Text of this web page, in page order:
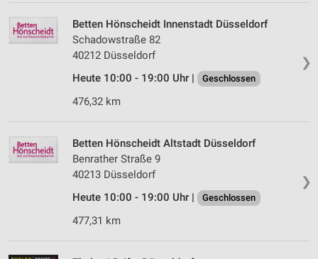
❯
Betten Hönscheidt Innenstadt Düsseldorf
Schadowstraße 82
40212 Düsseldorf
Heute 10:00 - 19:00 Uhr |
Geschlossen
476,32 km
❯
Betten Hönscheidt Altstadt Düsseldorf
Benrather Straße 9
40213 Düsseldorf
Heute 10:00 - 19:00 Uhr |
Geschlossen
477,31 km